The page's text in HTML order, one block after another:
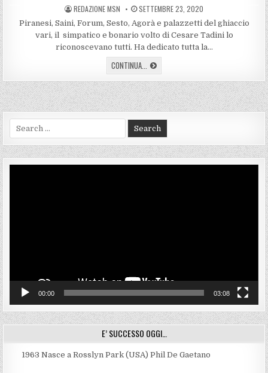
AUTHOR:
REDAZIONE MSN PUBLISHED
DATE:
SETTEMBRE 23, 2020
Piranesi, Saini, Forum, Sesto, Agorà e palazzetti del ghiaccio
vari, il simpatico e bonario volto di Cesare Tadini lo
riconoscevano tutti. Ha dedicato tutta la…
CONTINUA... IN
RICORDO
DI
CESARE
TADINI
Search
for:
00:00 03:08
E’ SUCCESSO OGGI…
1963 Nasce a Rosslyn Park (USA) Phil De Gaetano